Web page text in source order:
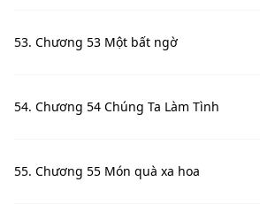
53. Chương 53 Một bất ngờ
54. Chương 54 Chúng Ta Làm Tình
55. Chương 55 Món quà xa hoa